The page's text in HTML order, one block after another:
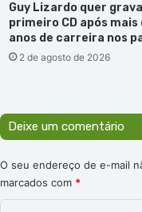
Guy Lizardo quer
primeiro CD após mais
anos de carreira nos
2 de agosto de 2026
Deixe um comentário
O seu endereço de e-mail
marcados com *